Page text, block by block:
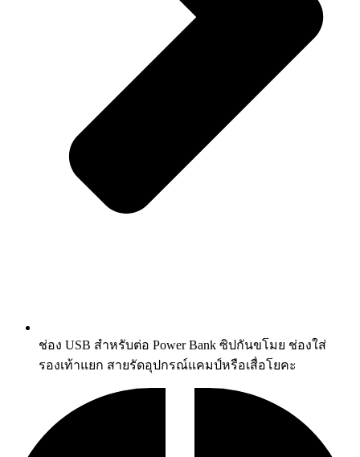
ช่อง USB สำหรับต่อ Power Bank ซิปกันขโมย ช่องใส่
รองเท้าแยก สายรัดอุปกรณ์แคมป์หรือเสื่อโยคะ